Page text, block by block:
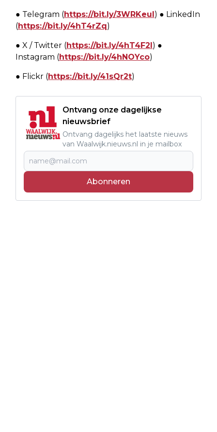
● Telegram (https://bit.ly/3WRKeul) ● LinkedIn
(https://bit.ly/4hT4rZq)
● X / Twitter (https://bit.ly/4hT4F2I) ●
Instagram (https://bit.ly/4hNOYco)
● Flickr (https://bit.ly/41sQr2t)
Ontvang onze dagelijkse
nieuwsbrief
Ontvang dagelijks het laatste nieuws
van Waalwijk.nieuws.nl in je mailbox
Abonneren